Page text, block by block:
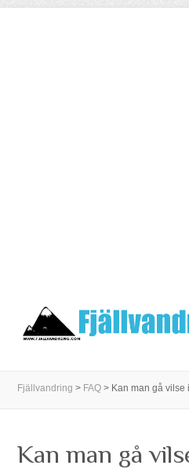
Fjällvandring > FAQ > Kan man gå vilse
Kan man gå